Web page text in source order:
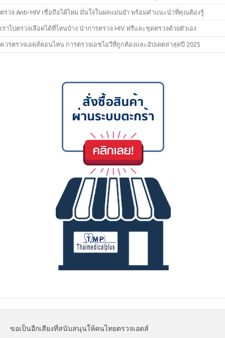
ตรวจ Anti-HIV เชื่อถือได้ไหม มั่นใจในผลแม่นยำ พร้อมคำแนะนำที่คุณต้องรู้
เราไปตรวจเลือดได้ที่ไหนบ้าง นำการตรวจ HIV ฟรีและชุดตรวจด้วยตัวเอง
ควรตรวจเอดส์ตอนไหน การตรวจเอชไอวีที่ถูกต้องและอัปเดตล่าสุดปี 2025
ขอเป็นอีกเสียงที่สนับสนุนให้คนไทยตรวจเอดส์